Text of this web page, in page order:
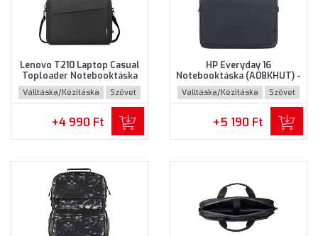
Lenovo T210 Laptop Casual
Toploader Notebooktáska
(GX41L83769) - Maximum
15.6" méretű notebookokhoz
- Fekete színben
Válltáska/Kézitáska Szövet
+4 990 Ft
HP Everyday 16
Notebooktáska (A08KHUT) -
Maximum 16" méretű
notebookokhoz - Szürke
színben
Válltáska/Kézitáska Szövet
+5 190 Ft